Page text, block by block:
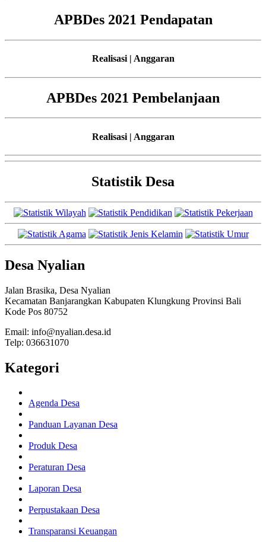
APBDes 2021 Pendapatan
Realisasi | Anggaran
APBDes 2021 Pembelanjaan
Realisasi | Anggaran
Statistik Desa
Desa Nyalian
Jalan Brasika, Desa Nyalian
Kecamatan Banjarangkan Kabupaten Klungkung Provinsi Bali
Kode Pos 80752
Email: info@nyalian.desa.id
Telp: 036631070
Kategori
Agenda Desa
Panduan Layanan Desa
Produk Desa
Peraturan Desa
Laporan Desa
Perpustakaan Desa
Transparansi Keuangan